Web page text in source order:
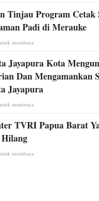
Tinjau Program Cetak
Padi di Merauke
membaca
Jayapura Kota
Dan Mengamankan
Jayapura
membaca
TVRI Papua Barat
membaca